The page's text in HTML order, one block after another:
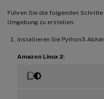
Führen Sie die folgenden
Umgebung zu erstellen:
Installieren Sie Python3-
Amazon Linux 2: